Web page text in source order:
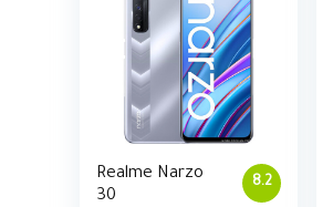
8.2
Realme Narzo
30